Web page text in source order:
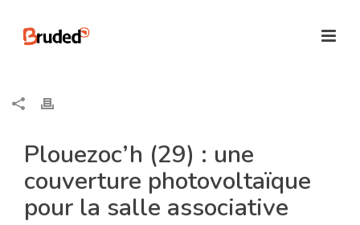
Plouezoc’h (29) : une
couverture photovoltaïque
pour la salle associative